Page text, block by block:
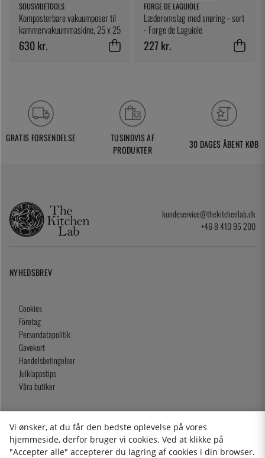
SOUSVIDETOOLS
Komposterbare vakuumposer til
kammervakuummaskine, 25 x 25
cm, 200-pak - SousVideTools
630 kr.
FORGE DE LAGUIOLE
Læderomslag med snøring - sort
- Forge de Laguiole
227 kr.
GRATIS FORSENDELSE
TUSINDVIS AF
PRODUKTER
30 DAGES ÅBENT KØB
kundeservice@thekitchenlab.dk
+46 8 410 95 200
NYHEDSBREV
Cookies
Företag
Persondatapolitik
Gavekort
Handelsbetingelser
Julklappstips
Våra butiker
2026 KitchenLab AB
Vi ønsker, at du får den bedste oplevelse på vores
hjemmeside, derfor bruger vi cookies. Ved at klikke på
"Accepter alle" accepterer du lagring af cookies i din browser.